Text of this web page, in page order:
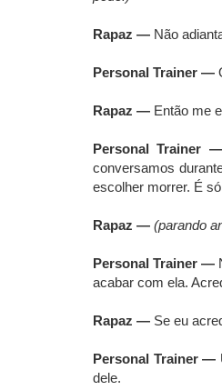
Rapaz — Não
Personal Trainer —
Rapaz — Então me
Personal Trainer —
conversamos
escolher morrer. É
Rapaz — (parando
Personal Trainer —
acabar com ela.
Rapaz — Se eu
Personal Trainer —
dele.